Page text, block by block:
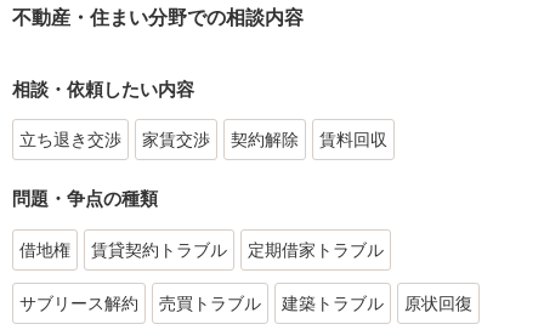
不動産・住まい分野での相談内容
相談・依頼したい内容
立ち退き交渉 家賃交渉 契約解除 賃料回収
問題・争点の種類
借地権 賃貸契約トラブル 定期借家トラブル
サブリース解約 売買トラブル 建築トラブル 原状回復